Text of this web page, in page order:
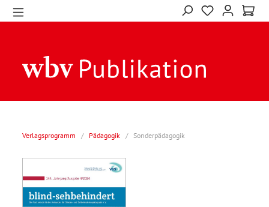
Verlagsprogramm / Pädagogik / Sonderpädagogik